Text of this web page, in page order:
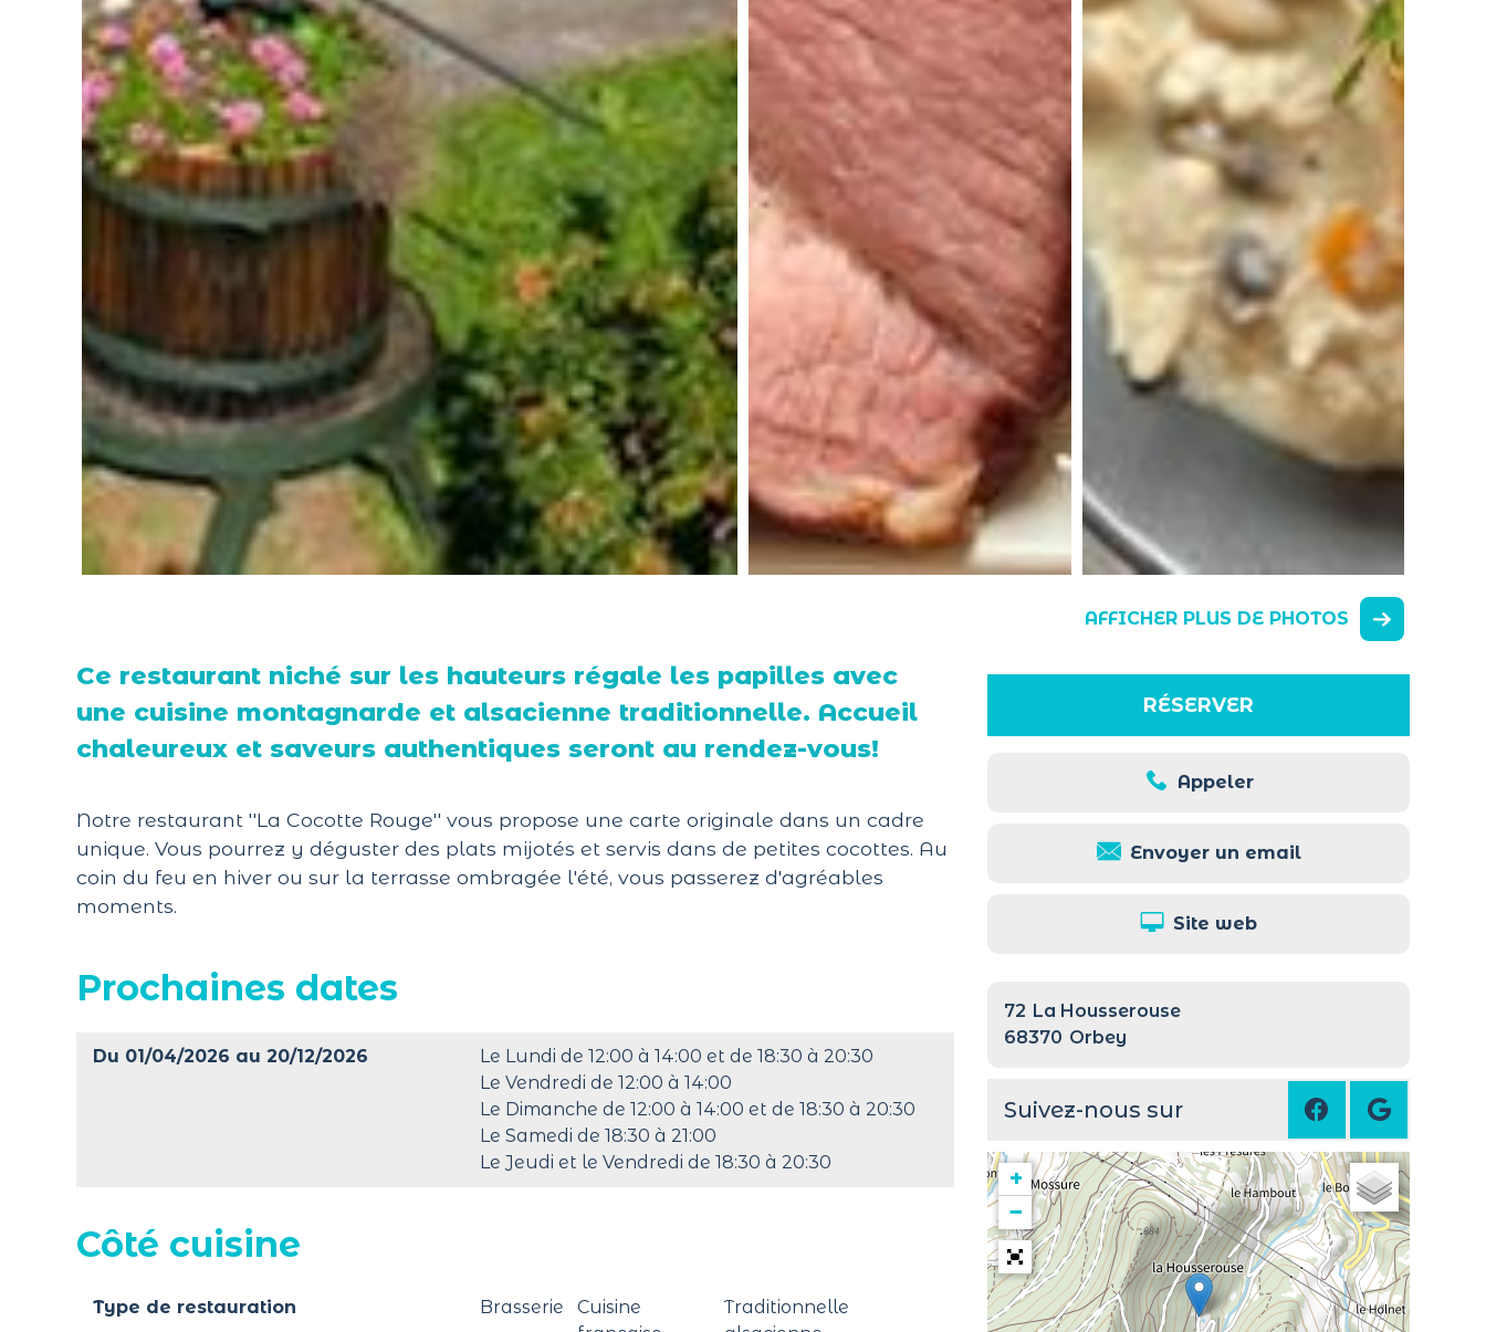
AFFICHER PLUS DE PHOTOS
RÉSERVER
Appeler
Envoyer un email
Site web
72 La Housserouse
68370 Orbey
Suivez-nous sur
+
−
Ce restaurant niché sur les hauteurs régale les papilles avec
une cuisine montagnarde et alsacienne traditionnelle. Accueil
chaleureux et saveurs authentiques seront au rendez-vous!
Notre restaurant ''La Cocotte Rouge'' vous propose une carte originale dans un cadre
unique. Vous pourrez y déguster des plats mijotés et servis dans de petites cocottes. Au
coin du feu en hiver ou sur la terrasse ombragée l'été, vous passerez d'agréables
moments.
Prochaines dates
Du 01/04/2026 au 20/12/2026
Le Lundi de 12:00 à 14:00 et de 18:30 à 20:30
Le Vendredi de 12:00 à 14:00
Le Dimanche de 12:00 à 14:00 et de 18:30 à 20:30
Le Samedi de 18:30 à 21:00
Le Jeudi et le Vendredi de 18:30 à 20:30
Côté cuisine
Type de restauration Brasserie
Cuisine
Traditionnelle